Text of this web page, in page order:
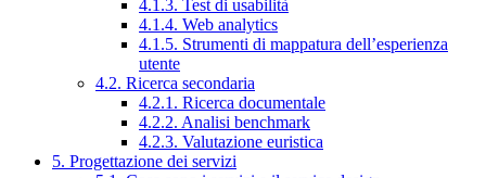
4.1.3. Test di usabilità
4.1.4. Web analytics
4.1.5. Strumenti di mappatura dell’esperienza
utente
4.2. Ricerca secondaria
4.2.1. Ricerca documentale
4.2.2. Analisi benchmark
4.2.3. Valutazione euristica
5. Progettazione dei servizi